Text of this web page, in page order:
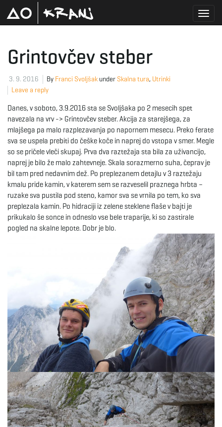
g
e
n
a
i
Grintovčev steber
3. 9. 2016 By Franci Svoljšak under Skalna tura, Utrinki
Leave a reply
Danes, v soboto, 3.9.2016 sta se Svoljšaka po 2 mesecih spet
navezala na vrv -> Grintovčev steber. Akcija za starejšega, za
mlajšega pa malo razplezavanja po napornem mesecu. Preko ferate
sva se uspela prebiti do češke koče in naprej do vstopa v smer. Megle
so se pričele vleči skupaj. Prva dva raztežaja sta bila za uživancijo,
naprej je bilo že malo zahtevneje. Skala sorazmerno suha, čeprav je
bil tam pred nedavnim dež. Po preplezanem detajlu v 3 raztežaju
kmalu pride kamin, v katerem sem se razveselil praznega hrbta –
ruzake sva pustila pod steno, kamor sva se vrnila po tem, ko sva
preplezala kamin. Po hidraciji iz zelene steklene flaše v bajti je
prikukalo še sonce in odneslo vse bele traparije, ki so zastirale
pogled na skalne lepote. Dobr je blo.